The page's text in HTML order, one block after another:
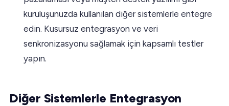
kuruluşunuzda kullanılan diğer sistemlerle entegre
edin. Kusursuz entegrasyon ve veri
senkronizasyonu sağlamak için kapsamlı testler
yapın.
Diğer Sistemlerle Entegrasyon